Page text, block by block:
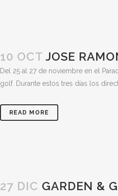
10 OCT JOSE
Del 25 al 27 de noviembre en el
golf. Durante estos tres días los
READ MORE
27 DIC GARDEN &